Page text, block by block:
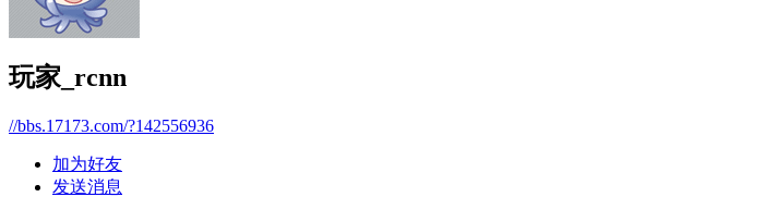
玩家_rcnn
//bbs.17173.com/?142556936
加为好友
发送消息